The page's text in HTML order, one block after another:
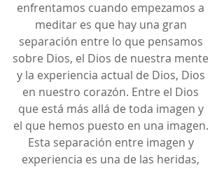
enfrentamos cuando empezamos a
meditar es que hay una gran
separación entre lo que pensamos
sobre Dios, el Dios de nuestra mente
y la experiencia actual de Dios, Dios
en nuestro corazón. Entre el Dios
que está más allá de toda imagen y
el que hemos puesto en una imagen.
Esta separación entre imagen y
experiencia es una de las heridas,